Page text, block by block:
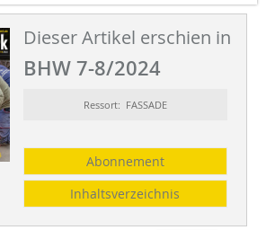
Dieser Artikel erschien in
BHW 7-8/2024
Ressort: FASSADE
Abonnement
Inhaltsverzeichnis